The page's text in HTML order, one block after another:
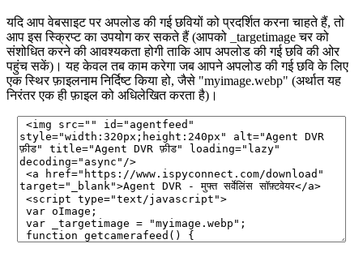
यदि आप वेबसाइट पर अपलोड की गई छवियों को प्रदर्शित करना चाहते हैं, तो
आप इस स्क्रिप्ट का उपयोग कर सकते हैं (आपको _targetimage चर को
संशोधित करने की आवश्यकता होगी ताकि आप अपलोड की गई छवि की ओर
पहुंच सकें)। यह केवल तब काम करेगा जब आपने अपलोड की गई छवि के लिए
एक स्थिर फ़ाइलनाम निर्दिष्ट किया हो, जैसे "myimage.webp" (अर्थात यह
निरंतर एक ही फ़ाइल को अधिलेखित करता है)।